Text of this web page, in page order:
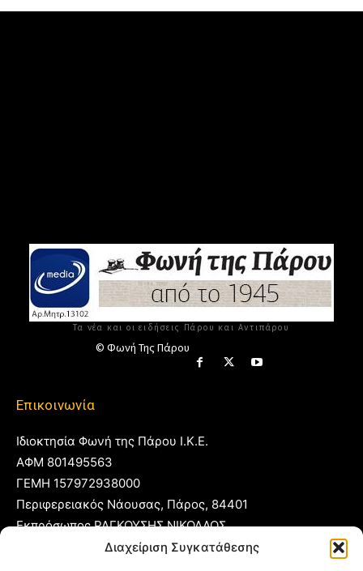
Διαχείριση Συγκατάθεσης
Τα νέα και οι ειδήσεις Πάρου και Αντιπάρου
© Φωνή Της Πάρου
Επικοινωνία
Ιδιοκτησία Φωνή της Πάρου Ι.Κ.Ε.
ΑΦΜ 801495563
ΓΕΜΗ 157972938000
Περιφερειακός Νάουσας, Πάρος, 84401
Εκπρόσωπος ΡΑΓΚΟΥΣΗΣ ΝΙΚΟΛΑΟΣ